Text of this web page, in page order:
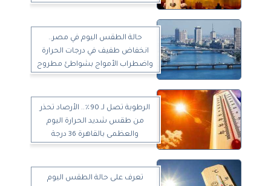
حالة الطقس اليوم في مصر..
انخفاض طفيف في درجات الحرارة
واضطراب الأمواج بشواطئ مطروح
الرطوبة تصل لـ 90٪.. الأرصاد تحذر
من طقس شديد الحرارة اليوم
والعظمى بالقاهرة 36 درجة
تعرف على حالة الطقس اليوم